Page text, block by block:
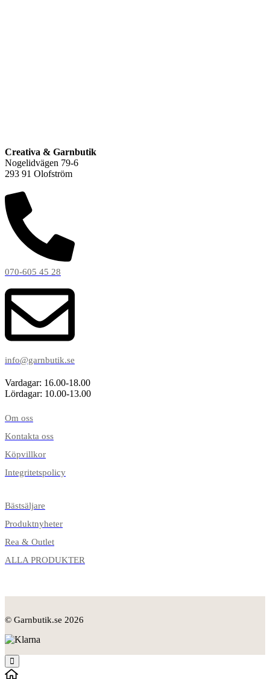
Creativa & Garnbutik
Nogelidvägen 79-6
293 91 Olofström
070-605 45 28
info@garnbutik.se
Vardagar: 16.00-18.00
Lördagar: 10.00-13.00
Om oss
Kontakta oss
Köpvillkor
Integritetspolicy
Bästsäljare
Produktnyheter
Rea & Outlet
ALLA PRODUKTER
© Garnbutik.se 2026